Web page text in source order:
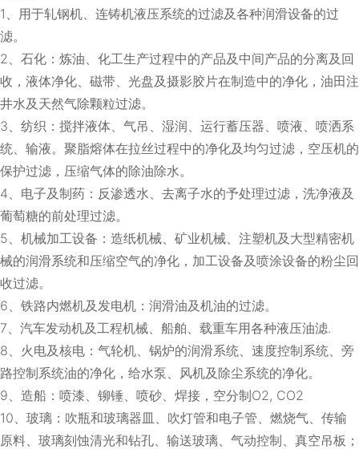
1、用于轧钢机、连铸机液压系统的过滤及各种润滑设备的过
滤。
2、石化：炼油、化工生产过程中的产品及中间产品的分离及回
收，液体净化、磁带、光盘及摄影胶片在制造中的净化，油田注
井水及天然气除颗粒过滤。
3、纺织：搅拌液体、气吊、湿润、运行蓄压器、喷液、喷洒系
统、输液。聚脂熔体在拉丝过程中的净化及均匀过滤，空压机的
保护过滤，压缩气体的除油除水。
4、电子及制药：反渗透水、去离子水的予处理过滤，洗净液及
葡萄糖的前处理过滤。
5、机械加工设备：造纸机械、矿业机械、注塑机及大型精密机
械的润滑系统和压缩空气的净化，加工设备及喷涂设备的粉尘回
收过滤。
6、铁路内燃机及发电机：润滑油及机油的过滤。
7、汽车发动机及工程机械、船舶、载重车用各种液压油滤.
8、火电及核电：气轮机、锅炉的润滑系统、速度控制系统、旁
路控制系统油的净化，给水泵、风机及除尘系统的净化。
9、造船：喷漆、铆锤、喷砂、焊接，空分制O2, CO2
10、玻璃：吹瓶和玻璃器皿、吹灯管和电子管、燃烧气、传输
原料、玻璃刻蚀清光和钻孔、输送玻璃、气动控制、真空吊板；